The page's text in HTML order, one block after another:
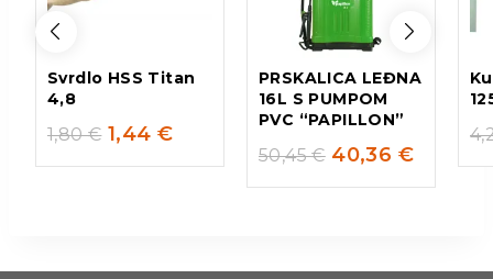
Svrdlo HSS Titan
4,8
1,80€ 1,44 €
PRSKALICA LEĐNA
16L S PUMPOM
PVC “PAPILLON”
50,45€ 40,36 €